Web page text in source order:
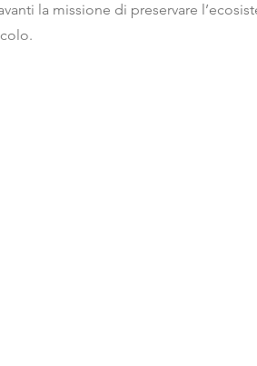
la missione di preservare